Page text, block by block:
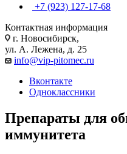
+7 (923) 127-17-68
Контактная информация
г. Новосибирск,
ул. А. Лежена, д. 25
info@vip-pitomec.ru
Вконтакте
Одноклассники
Препараты для
иммунитета